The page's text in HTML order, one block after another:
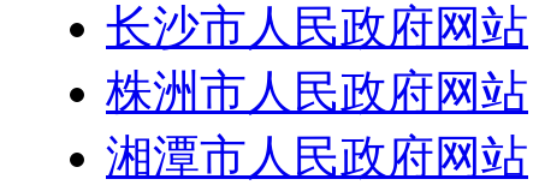
长沙市人民政府网站
株洲市人民政府网站
湘潭市人民政府网站